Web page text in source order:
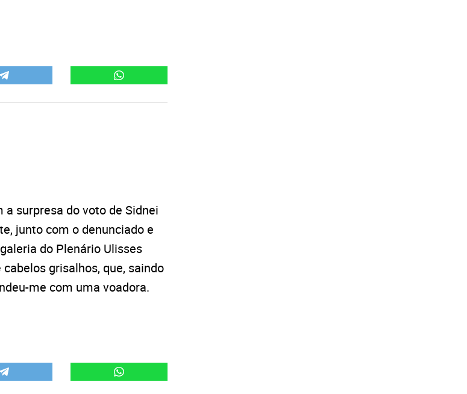
surpresa do voto de Sidnei
junto com o denunciado e
do Plenário Ulisses
grisalhos, que, saindo
me com uma voadora.